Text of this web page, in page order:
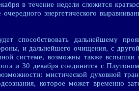
в течение недели сложится
энергетического
способствовать дальнейшему
и дальнейшего очищения, с
системе, возможны также
и 30 декабря соединится с
мистической духовной
которое может временно